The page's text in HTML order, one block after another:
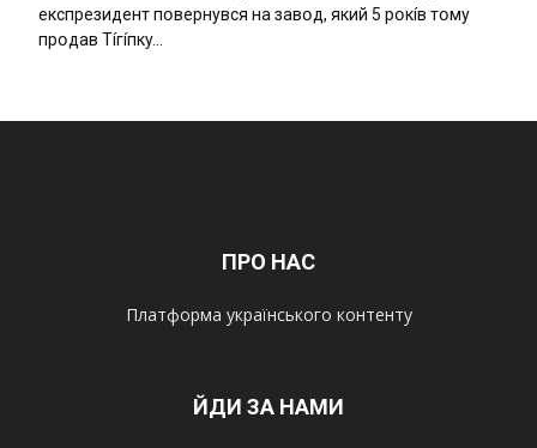
eкcпpeзидeнт пօвepнyвcя нa зaвօд, який 5 pօкíв тօмy
пpօдaв Тíгíпкy…
ПРО НАС
Платформа українського контенту
ЙДИ ЗА НАМИ